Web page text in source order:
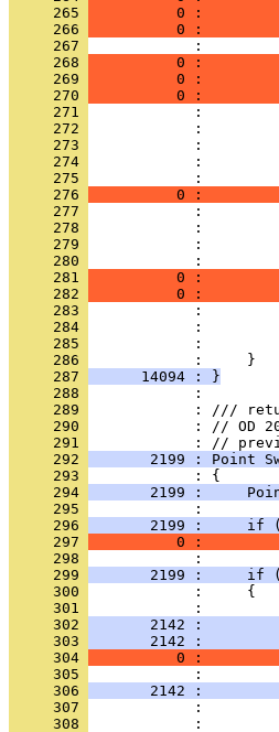
     265
0 :
     266
0 :
     267
     268
0 :
     269
0 :
     270
0 :
     271
     272
     273
     274
     275
     276
0 :
     277
     278
     279
     280
     281
0 :
     282
0 :
     283
     284
     285
     286
     287
      14094 : }
     288
     289
     290
: // OD
     291
     292
2199 : Point
     293
     294
2199 :
     295
     296
2199 :     if
     297
0 :
     298
     299
2199 :     if
     300
     301
     302
2142 :
     303
2142 :
     304
0 :
     305
     306
2142 :
     307
     308